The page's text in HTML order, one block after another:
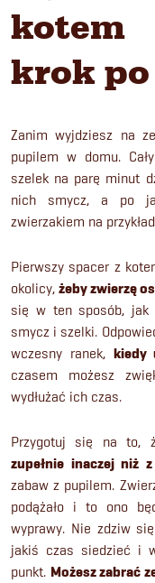
krok
Zanim wyjdziesz na
pupilem w domu.
szelek na parę minut
nich smycz, a po
zwierzakiem na
Pierwszy spacer z
okolicy, żeby zwierzę
się w ten sposób, jak
smycz i szelki.
wczesny ranek, kiedy
czasem możesz
wydłużać ich czas.
Przygotuj się na to,
zupełnie inaczej niż
zabaw z pupilem.
podążało i to ono
wyprawy. Nie zdziw
jakiś czas siedzieć i
punkt. Możesz zabrać